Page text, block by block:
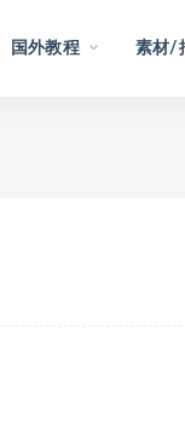
国外教程 素材/